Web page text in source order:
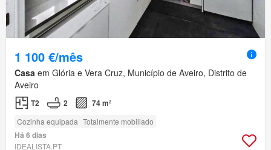
1 100 €/mês
Casa em Glória e Vera Cruz, Município de Aveiro, Distrito de
Aveiro
T2 2 74 m²
Cozinha equipada Totalmente mobiliado
Há 6 dias
IDEALISTA.PT